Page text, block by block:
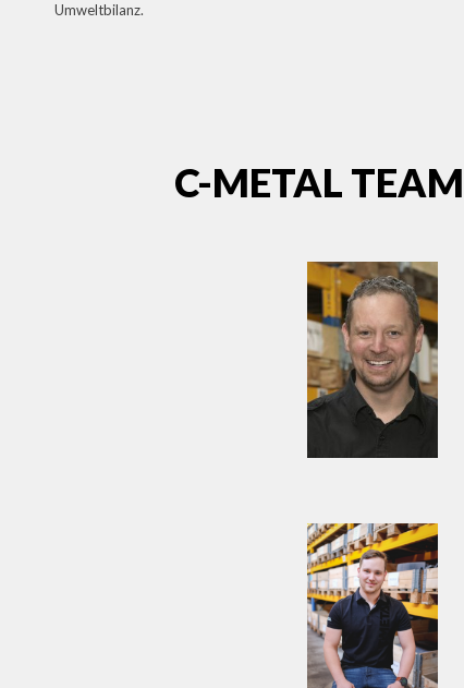
Umweltbilanz.
C-METAL TEAM